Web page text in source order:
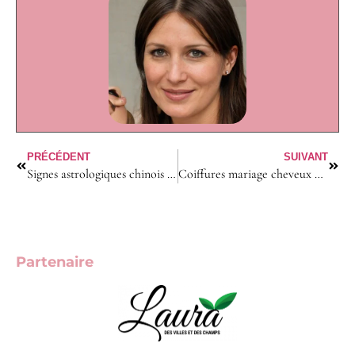
PRÉCÉDENT
Signes astrologiques chinois : quel animal correspond à votre année de naissance ?
SUIVANT
Coiffures mariage cheveux mi-longs : les tendances incontournables pour 2025
Partenaire